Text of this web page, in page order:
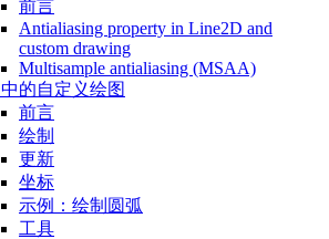
前言
Antialiasing property in Line2D and
custom drawing
Multisample antialiasing (MSAA)
的自定义绘图
前言
绘制
更新
坐标
示例：绘制圆弧
工具